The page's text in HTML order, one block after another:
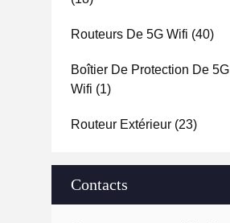
Routeurs De 5G Wifi (40)
Boîtier De Protection De 5G
Wifi (1)
Routeur Extérieur (23)
Contacts